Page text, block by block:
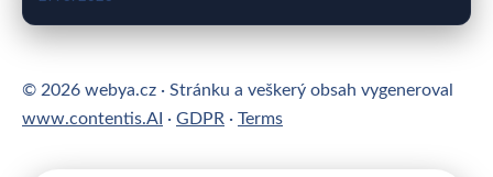
© 2026 webya.cz · Stránku a veškerý obsah vygeneroval
www.contentis.AI · GDPR · Terms